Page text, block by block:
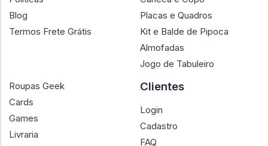
Blog
Termos Frete Grátis
Placas e Quadros
Kit e Balde de Pipoca
Almofadas
Jogo de Tabuleiro
Roupas Geek
Cards
Games
Livraria
Clientes
Login
Cadastro
FAQ